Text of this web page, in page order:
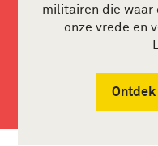
militairen die waar
onze vrede en
Ontdek